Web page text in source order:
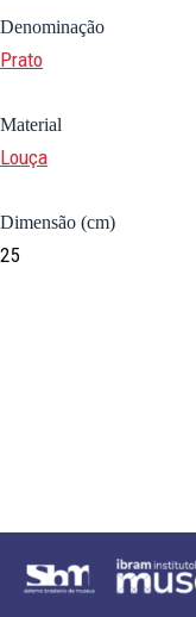
Denominação
Prato
Material
Louça
Dimensão (cm)
25